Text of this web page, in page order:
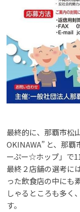
最終的に、那覇市松
OKINAWA” と、那
ーぷー☆ホップ」で
最終２店舗の選考に
った飲食店の中にも
しゃるところも多く
す。